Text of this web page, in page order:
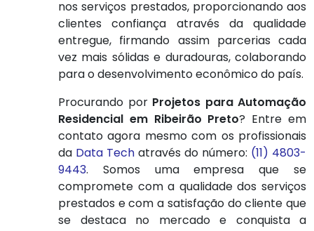
nos serviços prestados, proporcionando aos
clientes confiança através da qualidade
entregue, firmando assim parcerias cada
vez mais sólidas e duradouras, colaborando
para o desenvolvimento econômico do país.
Procurando por Projetos para Automação
Residencial em Ribeirão Preto? Entre em
contato agora mesmo com os profissionais
da Data Tech através do número: (11) 4803-
9443. Somos uma empresa que se
compromete com a qualidade dos serviços
prestados e com a satisfação do cliente que
se destaca no mercado e conquista a